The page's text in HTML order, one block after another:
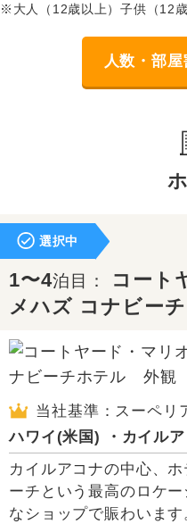
※大人（12歳以上）子供（12
人数・部
選択中
1〜4泊目：
コート
メハズ コナビー
当社基準：スーペリ
ハワイ(米国) ・カイル
カイルアコナの中心、
ーチという最高のロケ
なショップで賑わいま